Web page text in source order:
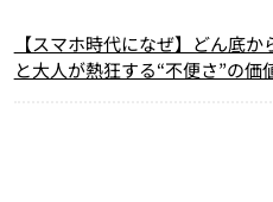
【スマホ時代になぜ】どん底
と大人が熱狂する“不便さ”の価